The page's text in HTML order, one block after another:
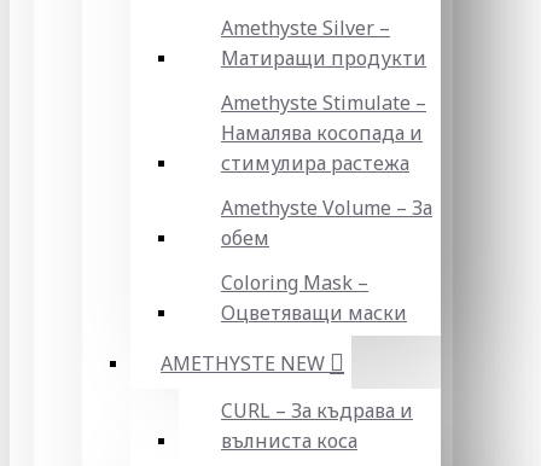
Amethyste Silver –
Матиращи продукти
Amethyste Stimulate –
Намалява косопада и
стимулира растежа
Amethyste Volume – За
обем
Coloring Mask –
Оцветяващи маски
AMETHYSTE NEW
CURL – За къдрава и
вълниста коса